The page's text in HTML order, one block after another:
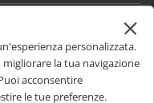
personalizzata.
la tua navigazione
acconsentire
le tue preferenze.